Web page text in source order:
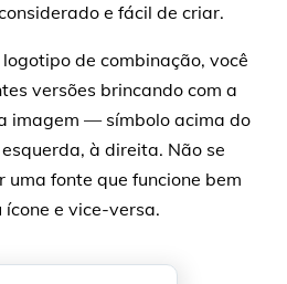
e fácil de criar.
de combinação, você
versões brincando com a
imagem — símbolo acima do
à direita. Não se
uma fonte que funcione bem
ícone e vice-versa.